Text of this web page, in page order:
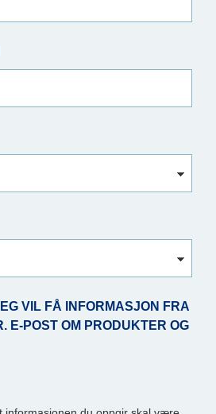
VIL FÅ INFORMASJON FRA
E-POST OM PRODUKTER OG